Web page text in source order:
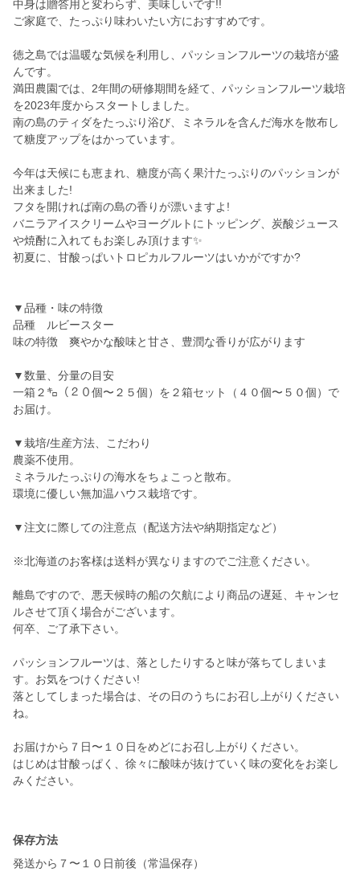
中身は贈答用と変わらず、美味しいです!!
ご家庭で、たっぷり味わいたい方におすすめです。
徳之島では温暖な気候を利用し、パッションフルーツの栽培が盛
んです。
満田農園では、2年間の研修期間を経て、パッションフルーツ栽培
を2023年度からスタートしました。
南の島のティダをたっぷり浴び、ミネラルを含んだ海水を散布し
て糖度アップをはかっています。
今年は天候にも恵まれ、糖度が高く果汁たっぷりのパッションが
出来ました!
フタを開ければ南の島の香りが漂いますよ!
バニラアイスクリームやヨーグルトにトッピング、炭酸ジュース
や焼酎に入れてもお楽しみ頂けます✨
初夏に、甘酸っぱいトロピカルフルーツはいかがですか?
▼品種・味の特徴
品種 ルビースター
味の特徴 爽やかな酸味と甘さ、豊潤な香りが広がります
▼数量、分量の目安
一箱２㌔（２０個〜２５個）を２箱セット（４０個〜５０個）で
お届け。
▼栽培/生産方法、こだわり
農薬不使用。
ミネラルたっぷりの海水をちょこっと散布。
環境に優しい無加温ハウス栽培です。
▼注文に際しての注意点（配送方法や納期指定など）
※北海道のお客様は送料が異なりますのでご注意ください。
離島ですので、悪天候時の船の欠航により商品の遅延、キャンセ
ルさせて頂く場合がございます。
何卒、ご了承下さい。
パッションフルーツは、落としたりすると味が落ちてしまいま
す。お気をつけください!
落としてしまった場合は、その日のうちにお召し上がりください
ね。
お届けから７日〜１０日をめどにお召し上がりください。
はじめは甘酸っぱく、徐々に酸味が抜けていく味の変化をお楽し
みください。
保存方法
発送から７〜１０日前後（常温保存）